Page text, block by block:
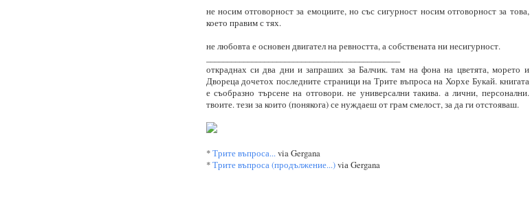
не носим отговорност за емоциите, но със сигурност носим отговорност за това,
което правим с тях.
не любовта е основен двигател на ревността, а собствената ни несигурност.
откраднах си два дни и запраших за Балчик. там на фона на цветята, морето и
Двореца дочетох последните страници на Трите въпроса на Хорхе Букай. книгата
е съобразно търсене на отговори. не универсални такива. а лични, персонални.
твоите. тези за които (понякога) се нуждаеш от грам смелост, за да ги отстояваш.
*Трите въпроса...via Gergana
*Трите въпроса (продължение...)viа Gergana